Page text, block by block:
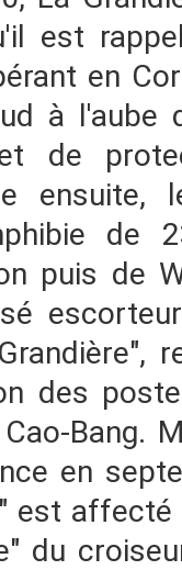
est
en
à
de
de
puis de
des
Bang.
en
est
du